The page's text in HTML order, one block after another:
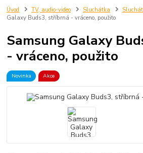
Úvod TV, audio-video Sluchátka
Galaxy Buds3, stříbrná - vráceno, použito
Samsung Galaxy
- vráceno, použito
Novinka Akce